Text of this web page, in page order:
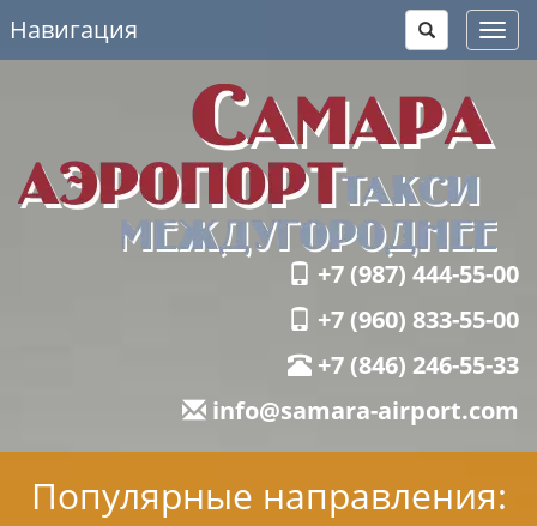
Навигация
+7 (987) 444-55-00
+7 (960) 833-55-00
+7 (846) 246-55-33
info@samara-airport.com
Популярные направления: